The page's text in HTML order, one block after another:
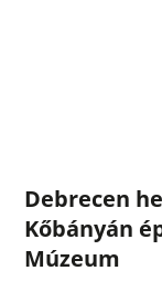
Debrecen
Kőbányán
Múzeum